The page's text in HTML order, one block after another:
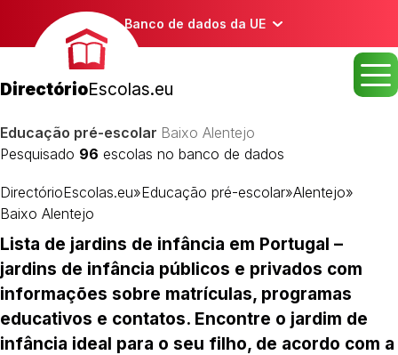
Banco de dados da UE
DirectórioEscolas.eu
Educação pré-escolar Baixo Alentejo
Pesquisado 96 escolas no banco de dados
DirectórioEscolas.eu»Educação pré-escolar»Alentejo»
Baixo Alentejo
Lista de jardins de infância em Portugal –
jardins de infância públicos e privados com
informações sobre matrículas, programas
educativos e contatos. Encontre o jardim de
infância ideal para o seu filho, de acordo com a